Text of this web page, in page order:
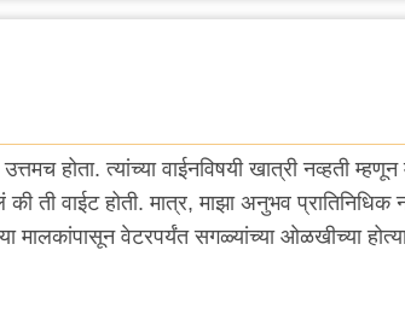
होता. त्यांच्या वाईनविषयी खात्री नव्हती म्हणून
ती वाईट होती. मात्र, माझा अनुभव प्रातिनिधिक
मालकांपासून वेटरपर्यंत सगळ्यांच्या ओळखीच्या